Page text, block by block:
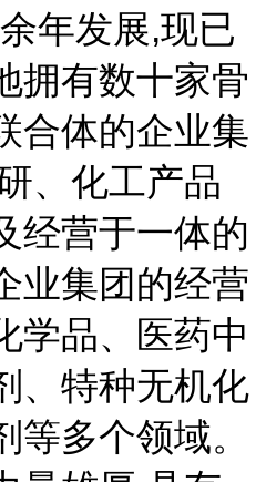
年发展,现已
拥有数十家骨
合体的企业集
、化工产品
经营于一体的
业集团的经营
学品、医药中
、特种无机化
多个领域。